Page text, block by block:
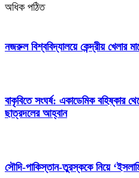
অধিক পঠিত
নজরুল বিশ্ববিদ্যালয়ে কেন্দ্রীয় খেলার
বাকৃবিতে সংঘর্ষ: একাডেমিক বহিষ্কার
ছাত্রদলের আহ্বান
সৌদি-পাকিস্তান-তুরস্ককে নিয়ে